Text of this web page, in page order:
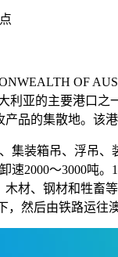
OF
利亚的主要港口
品的集散地。该
集装箱吊、浮吊
2000～3000吨
材、钢材和牲畜
然后由铁路运往